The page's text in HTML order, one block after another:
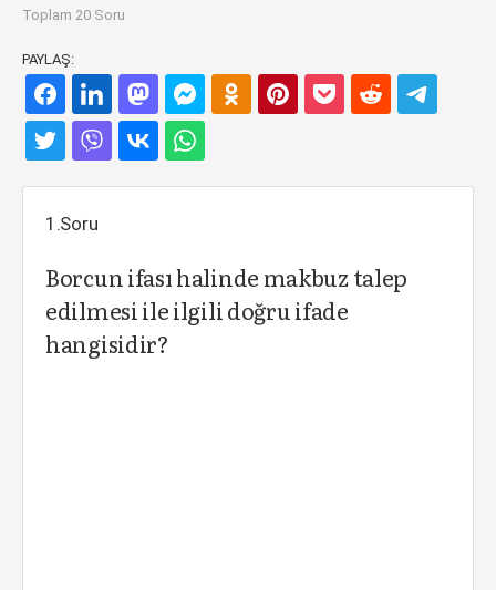
Toplam 20 Soru
PAYLAŞ:
1.Soru
Borcun ifası halinde makbuz talep
edilmesi ile ilgili doğru ifade
hangisidir?